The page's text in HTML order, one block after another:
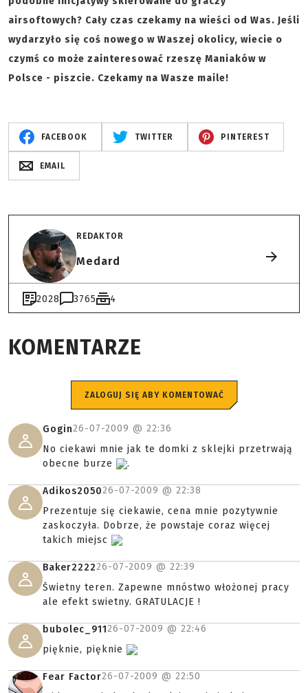
airsoftowych? Cały czas czekamy na wieści od Was. Jeśli
wydarzyło się coś nowego w Waszej okolicy, wiecie o
czymś co może zainteresować rzeszę Maniaków w
Polsce - piszcie. Czekamy na Wasze maile!
FACEBOOK TWITTER PINTEREST
EMAIL
REDAKTOR
Medard
2028 3765 4
KOMENTARZE
ZALOGUJ SIĘ ABY KOMENTOWAĆ
Gogin26-07-2009 @ 22:36
No ciekawi mnie jak te domki z sklejki przetrwają
obecne burze
.
Adikos205026-07-2009 @ 22:38
Prezentuje się ciekawie, cena mnie pozytywnie
zaskoczyła. Dobrze, że powstaje coraz więcej
takich miejsc
Baker222226-07-2009 @ 22:39
Świetny teren. Zapewne mnóstwo włożonej pracy
ale efekt swietny. GRATULACJE !
bubolec_91126-07-2009 @ 22:46
pięknie, pięknie
Fear Factor26-07-2009 @ 22:50